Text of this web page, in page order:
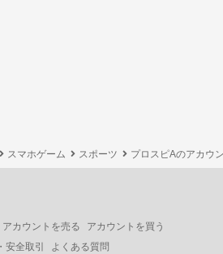
スマホゲーム スポーツ プロスピAのアカウ
アカウントを売る
アカウントを買う
安全取引 よくある質問